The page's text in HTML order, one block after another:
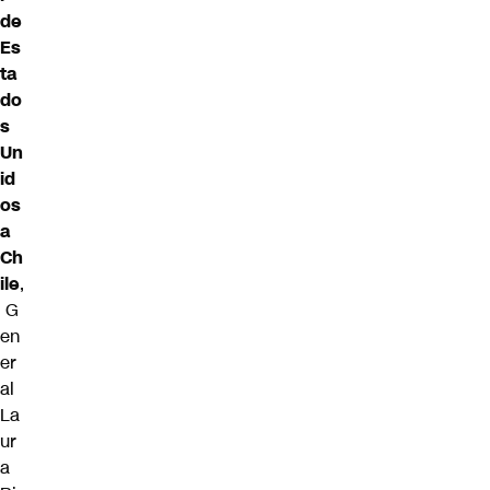
de
Es
ta
do
s
Un
id
os
a
Ch
ile,
G
en
er
al
La
ur
a